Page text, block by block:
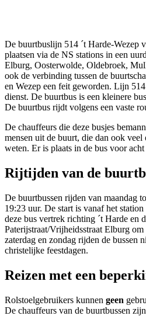
De buurtbuslijn 514 ´t Harde-Wezep
plaatsen via de NS stations in een
Elburg, Oosterwolde, Oldebroek,
ook de verbinding tussen de
en Wezep een feit geworden. Lijn
dienst. De buurtbus is een kleinere
De buurtbus rijdt volgens een vaste
De chauffeurs die deze busjes
mensen uit de buurt, die dan ook
weten. Er is plaats in de bus voor acht
Rijtijden van de
De buurtbussen rijden van maandag
19:23 uur. De start is vanaf het
deze bus vertrek richting ´t Harde en
Paterijstraat/Vrijheidsstraat Elburg
zaterdag en zondag rijden de bussen
christelijke feestdagen.
Reizen met een
Rolstoelgebruikers kunnen geen
De chauffeurs van de buurtbussen